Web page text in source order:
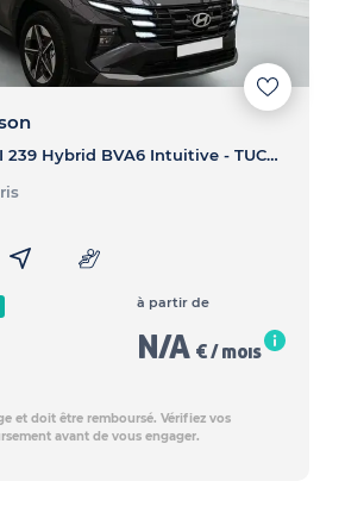
Tucson 1.6 T-GDI 239 Hybrid BVA6 Intuitive - TUCSON Tucson 1.6 T-GDI 239 Hybrid BVA6 Intuitive
à partir de
N/A € / mois
et doit être remboursé. Vérifiez vos
avant de vous engager.